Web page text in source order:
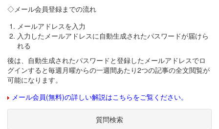
◇メール会員登録までの流れ
メールアドレスを入力
入力したメールアドレスに自動生成されたパスワードが届けら
れる
後は、自動生成されたパスワードと登録したメールアドレスでロ
グインすると毎週月曜からの一週間あたり2つの記事の全文閲覧が
可能になります。
メール会員(無料)の詳しい解説はこちらをご覧ください。
質問検索